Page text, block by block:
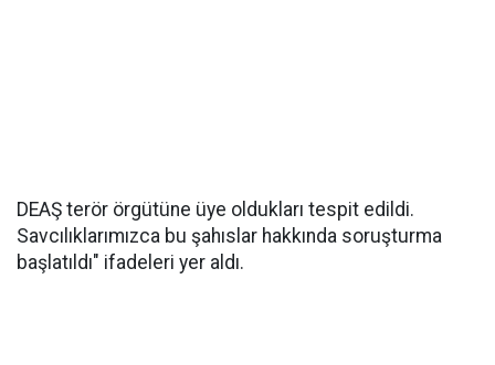
DEAŞ terör örgütüne üye oldukları tespit edildi.
Savcılıklarımızca bu şahıslar hakkında soruşturma
başlatıldı" ifadeleri yer aldı.